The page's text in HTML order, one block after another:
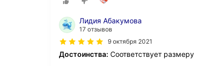
Лидия Абакумова
17 отзывов
9 октября 2021
Достоинства: Соответствует размеру